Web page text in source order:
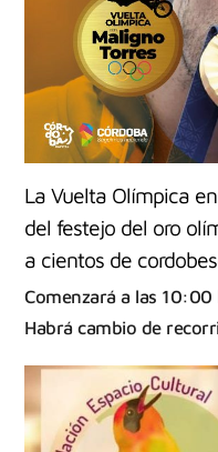
La Vuelta Olímpica
del festejo del oro
a cientos de
Comenzará a las
Habrá cambio de